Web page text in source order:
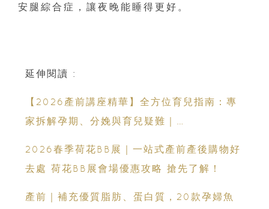
安腿綜合症，讓夜晚能睡得更好。
延伸閱讀 :
【2026產前講座精華】全方位育兒指南：專
家拆解孕期、分娩與育兒疑難｜
2026春季荷花BB展｜一站式產前產後購物好
去處 荷花BB展會場優惠攻略 搶先了解！
產前｜補充優質脂肪、蛋白質，20款孕婦魚